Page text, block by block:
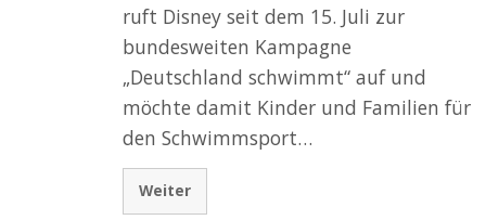
ruft Disney seit dem 15. Juli zur
bundesweiten Kampagne
„Deutschland schwimmt“ auf und
möchte damit Kinder und Familien für
den Schwimmsport…
Weiter